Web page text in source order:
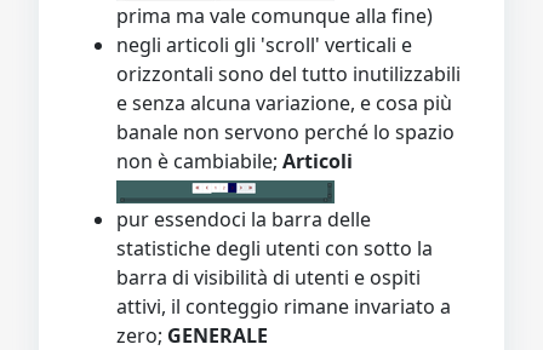
prima ma vale comunque alla fine)
negli articoli gli 'scroll' verticali e
orizzontali sono del tutto inutilizzabili
e senza alcuna variazione, e cosa più
banale non servono perché lo spazio
non è cambiabile; Articoli
pur essendoci la barra delle
statistiche degli utenti con sotto la
barra di visibilità di utenti e ospiti
attivi, il conteggio rimane invariato a
zero; GENERALE